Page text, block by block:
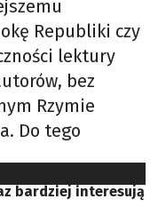
Republiki czy
lektury
bez
Rzymie
Do tego
bardziej interesują